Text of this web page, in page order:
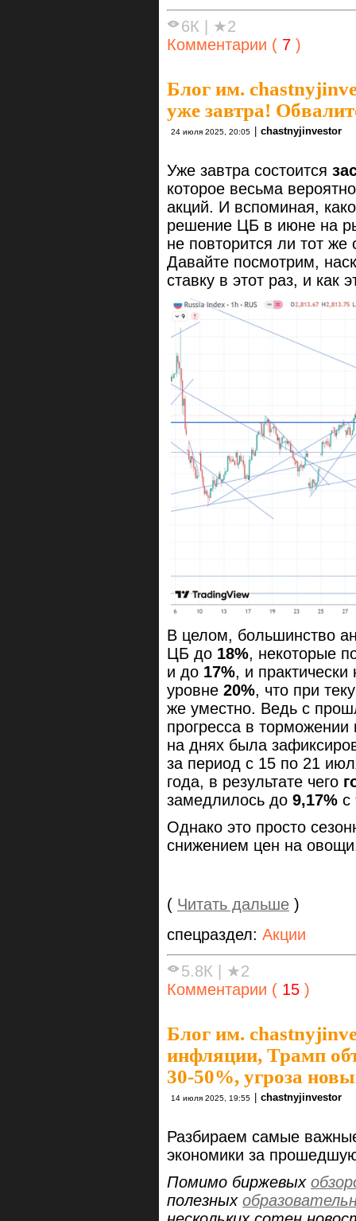
6К
★2
Комментарии ( 7 )
Блог им.
уже завтра!
24 июля 2025, 20:05 chastnyjinvestor
Уже завтра состоится
которое весьма
акций. И вспоминая,
решение ЦБ в июне на
не повторится ли тот
Давайте посмотрим,
ставку в этот раз, и как
В целом, большинство
ЦБ до 18%, некоторые
и до 17%, и практически
уровне 20%, что при
же уместно. Ведь с
прогресса в торможении
на днях была
за период с 15 по 21
года, в результате чего
замедлилось до 9,17% с
Однако это просто
снижением цен на
( Читать дальше )
спецраздел: Акции
5.8К | ★2
Комментарии ( 15 )
Блог им.
инфляции, Трамп
30-50%, угроза
14 июля 2025, 19:55 | chastnyjinvestor
Разбираем самые
экономики за
Помимо биржевых
полезных